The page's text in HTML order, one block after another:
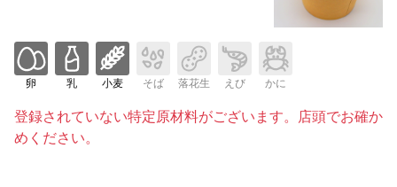
卵 乳 小麦 そば 落花生 えび かに
登録されていない特定原材料がございます。店頭でお確か
めください。